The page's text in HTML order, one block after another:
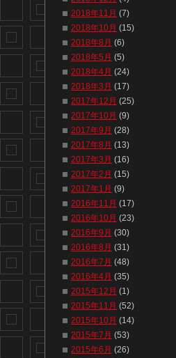
2018年11月 (7)
2018年10月 (15)
2018年8月 (6)
2018年5月 (5)
2018年4月 (24)
2018年3月 (17)
2017年12月 (25)
2017年10月 (9)
2017年9月 (28)
2017年8月 (13)
2017年3月 (16)
2017年2月 (15)
2017年1月 (9)
2016年11月 (17)
2016年10月 (23)
2016年9月 (30)
2016年8月 (31)
2016年7月 (48)
2016年4月 (35)
2015年12月 (1)
2015年11月 (52)
2015年10月 (14)
2015年7月 (53)
2015年6月 (26)